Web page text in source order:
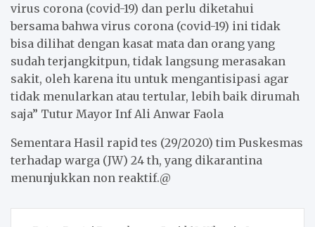
virus corona (covid-19) dan perlu diketahui
bersama bahwa virus corona (covid-19) ini tidak
bisa dilihat dengan kasat mata dan orang yang
sudah terjangkitpun, tidak langsung merasakan
sakit, oleh karena itu untuk mengantisipasi agar
tidak menularkan atau tertular, lebih baik dirumah
saja” Tutur Mayor Inf Ali Anwar Faola
Sementara Hasil rapid tes (29/2020) tim Puskesmas
terhadap warga (JW) 24 th, yang dikarantina
menunjukkan non reaktif.@